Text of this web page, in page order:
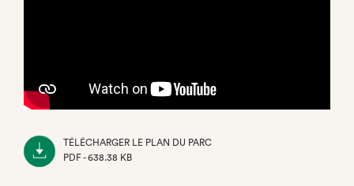
TÉLÉCHARGER LE PLAN DU PARC
PDF - 638.38 KB